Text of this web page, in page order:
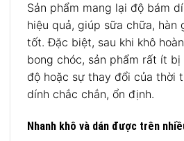
Sản phẩm mang lại độ bám
hiệu quả, giúp sữa chữa, hàn
tốt. Đặc biệt, sau khi khô
bong chóc, sản phẩm rất ít
độ hoặc sự thay đổi của thời
dính chắc chắn, ổn định.
Nhanh khô và dán được trên